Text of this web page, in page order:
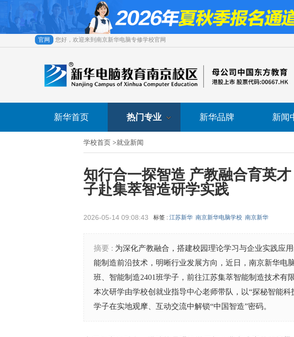
官网 您好，欢迎来到南京新华电脑专修学校官网
新华首页 热门专业 新华品牌 新闻
学校首页 >就业新闻
知行合一探智造 产教融合育英
子赴集萃智造研学实践
2026-05-14 09:08:43 标签 : 江苏新华 南京新华电脑学校 南京新华
摘要 : 为深化产教融合，搭建校园理论学习与企业实践应
能制造前沿技术，明晰行业发展方向，近日，南京新华电
班、智能制造2401班学子，前往江苏集萃智能制造技术有
本次研学由学校创就业指导中心老师带队，以“探秘智能
学子在实地观摩、互动交流中解锁“中国智造”密码。